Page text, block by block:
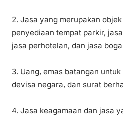
2. Jasa yang merupakan
penyediaan tempat parkir,
jasa perhotelan, dan jasa
3. Uang, emas batangan
devisa negara, dan surat
4. Jasa keagamaan dan jasa